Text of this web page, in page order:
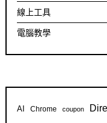
線上工具
電腦教學
AI Chrome coupon